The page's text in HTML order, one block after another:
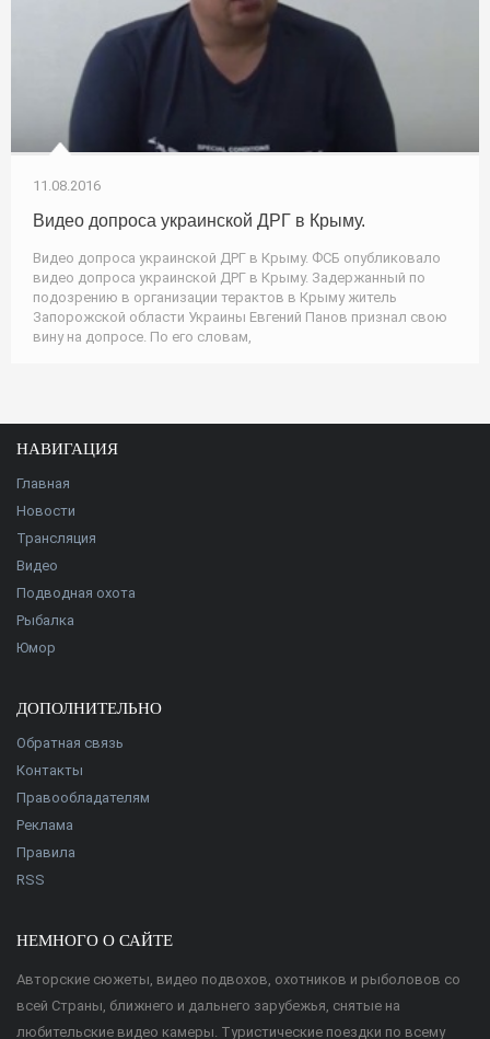
11.08.2016
Видео допроса украинской ДРГ в Крыму.
Видео допроса украинской ДРГ в Крыму. ФСБ опубликовало
видео допроса украинской ДРГ в Крыму. Задержанный по
подозрению в организации терактов в Крыму житель
Запорожской области Украины Евгений Панов признал свою
вину на допросе. По его словам,
НАВИГАЦИЯ
Главная
Новости
Трансляция
Видео
Подводная охота
Рыбалка
Юмор
ДОПОЛНИТЕЛЬНО
Обратная связь
Контакты
Правообладателям
Реклама
Правила
RSS
НЕМНОГО О САЙТЕ
Авторские сюжеты, видео подвохов, охотников и рыболовов со
всей Страны, ближнего и дальнего зарубежья, снятые на
любительские видео камеры. Туристические поездки по всему